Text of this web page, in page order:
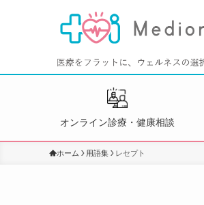
オンライン診療・健康相談
ホーム 用語集 レセプト